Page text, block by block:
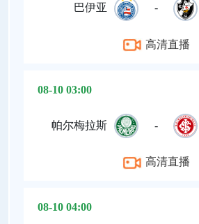
巴伊亚 -
高清直播
08-10 03:00
帕尔梅拉斯 -
高清直播
08-10 04:00